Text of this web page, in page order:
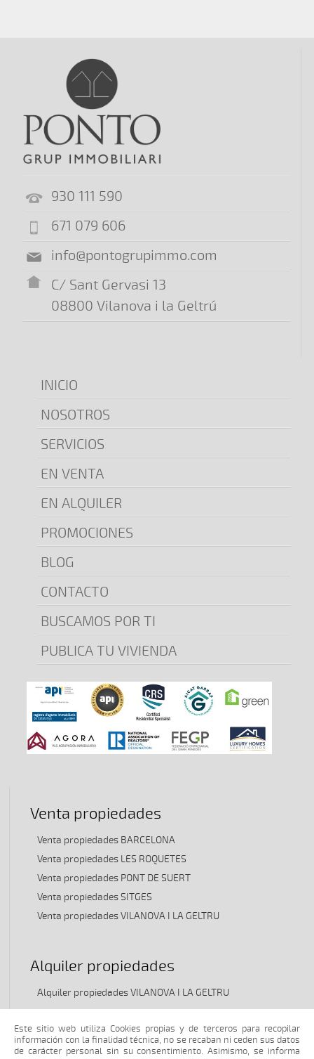
930 111 590
671 079 606
info@pontogrupimmo.com
C/ Sant Gervasi 13
08800 Vilanova i la Geltrú
INICIO
NOSOTROS
SERVICIOS
EN VENTA
EN ALQUILER
PROMOCIONES
BLOG
CONTACTO
BUSCAMOS POR TI
PUBLICA TU VIVIENDA
Venta propiedades
Venta propiedades BARCELONA
Venta propiedades LES ROQUETES
Venta propiedades PONT DE SUERT
Venta propiedades SITGES
Venta propiedades VILANOVA I LA GELTRU
Alquiler propiedades
Alquiler propiedades VILANOVA I LA GELTRU
TRASPASO propiedades
Este sitio web utiliza Cookies propias y de terceros para recopilar
información con la finalidad técnica, no se recaban ni ceden sus datos
de carácter personal sin su consentimiento. Asimismo, se informa